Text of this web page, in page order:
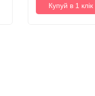
Купуй в 1 клік